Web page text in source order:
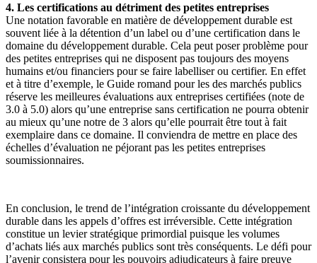
4. Les certifications au détriment des petites entreprises
Une notation favorable en matière de développement durable est
souvent liée à la détention d’un label ou d’une certification dans le
domaine du développement durable. Cela peut poser problème pour
des petites entreprises qui ne disposent pas toujours des moyens
humains et/ou financiers pour se faire labelliser ou certifier. En effet
et à titre d’exemple, le Guide romand pour les des marchés publics
réserve les meilleures évaluations aux entreprises certifiées (note de
3.0 à 5.0) alors qu’une entreprise sans certification ne pourra obtenir
au mieux qu’une notre de 3 alors qu’elle pourrait être tout à fait
exemplaire dans ce domaine. Il conviendra de mettre en place des
échelles d’évaluation ne péjorant pas les petites entreprises
soumissionnaires.
En conclusion, le trend de l’intégration croissante du développement
durable dans les appels d’offres est irréversible. Cette intégration
constitue un levier stratégique primordial puisque les volumes
d’achats liés aux marchés publics sont très conséquents. Le défi pour
l’avenir consistera pour les pouvoirs adjudicateurs à faire preuve